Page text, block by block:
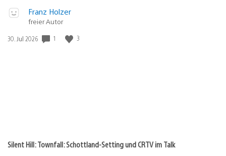
Veröffentlicht
Gewinnspiel
Franz Holzer
freier Autor
Veröffentlichungsdatum:
30. Jul 2026 1 3
Silent Hill: Townfall: Schottland-Setting und CRTV im Talk